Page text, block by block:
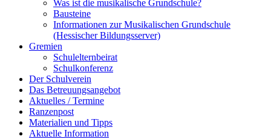
Was ist die musikalische Grundschule?
Bausteine
Informationen zur Musikalischen Grundschule
(Hessischer Bildungsserver)
Gremien
Schulelternbeirat
Schulkonferenz
Der Schulverein
Das Betreuungsangebot
Aktuelles / Termine
Ranzenpost
Materialien und Tipps
Aktuelle Information